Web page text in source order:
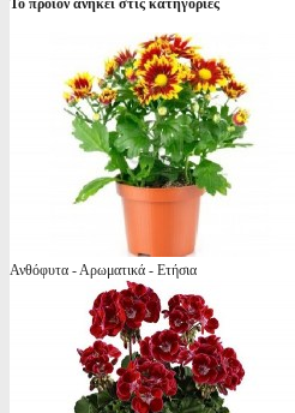
Το προϊόν ανήκει στις κατηγορίες
Ανθόφυτα - Αρωματικά - Ετήσια